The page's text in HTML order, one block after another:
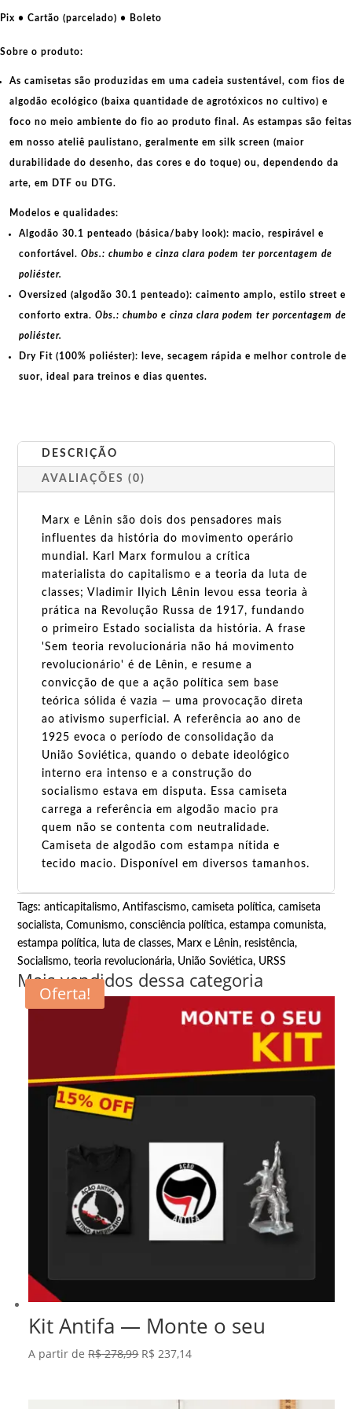
há
revolucionário
Pix • Cartão (parcelado) • Boleto
Sobre o produto:
As camisetas são produzidas em uma cadeia sustentável, com fios de
algodão ecológico (baixa quantidade de agrotóxicos no cultivo) e
foco no meio ambiente do fio ao produto final. As estampas são feitas
em nosso ateliê paulistano, geralmente em silk screen (maior
durabilidade do desenho, das cores e do toque) ou, dependendo da
arte, em DTF ou DTG.
Modelos e qualidades:
Algodão 30.1 penteado (básica/baby look): macio, respirável e
confortável. Obs.: chumbo e cinza clara podem ter porcentagem de
poliéster.
Oversized (algodão 30.1 penteado): caimento amplo, estilo street e
conforto extra. Obs.: chumbo e cinza clara podem ter porcentagem de
poliéster.
Dry Fit (100% poliéster): leve, secagem rápida e melhor controle de
suor, ideal para treinos e dias quentes.
DESCRIÇÃO
AVALIAÇÕES (0)
Marx e Lênin são dois dos pensadores mais
influentes da história do movimento operário
mundial. Karl Marx formulou a crítica
materialista do capitalismo e a teoria da luta de
classes; Vladimir Ilyich Lênin levou essa teoria à
prática na Revolução Russa de 1917, fundando
o primeiro Estado socialista da história. A frase
'Sem teoria revolucionária não há movimento
revolucionário' é de Lênin, e resume a
convicção de que a ação política sem base
teórica sólida é vazia — uma provocação direta
ao ativismo superficial. A referência ao ano de
1925 evoca o período de consolidação da
União Soviética, quando o debate ideológico
interno era intenso e a construção do
socialismo estava em disputa. Essa camiseta
carrega a referência em algodão macio pra
quem não se contenta com neutralidade.
Camiseta de algodão com estampa nítida e
tecido macio. Disponível em diversos tamanhos.
Tags:anticapitalismo,Antifascismo,camiseta política,camiseta
socialista,Comunismo,consciência política,estampa comunista,
estampa política, luta de classes, Marx e Lênin, resistência,
Socialismo,teoria revolucionária, União Soviética, URSS
Mais vendidos dessa categoria
Oferta!
Kit Antifa — Monte o seu
A partir deR$278,99 O
R$ 237,14O